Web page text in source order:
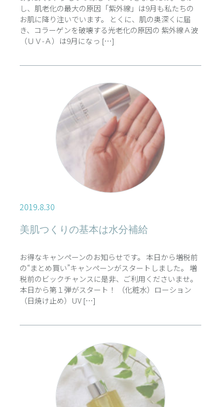
し、肌老化の最大の原因「紫外線」は9月も私たちの
お肌に降り注いでいます。 とくに、肌の奥深くに届
き、コラーゲンを破壊する光老化の原因の 紫外線Ａ波
（ＵＶ-Ａ）は9月になっ […]
2019.8.30
美肌つくりの基本は水分補給
お得なキャンペーンのお知らせです。 本日から増税前
の“まとめ買い”キャンペーンがスタートしました。 増
税前のビックチャンスに是非、ご利用くださいませ。
本日から第１弾がスタート！ （化粧水）ローション
（日焼け止め）UV […]